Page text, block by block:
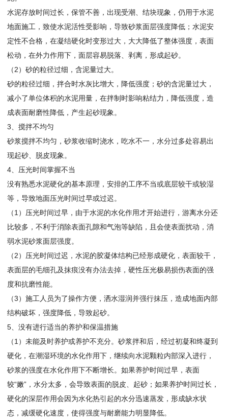
水泥存放时间过长，保管不善，出现受潮、结块现象，仍用于水泥
地面施工，致使水泥活性受影响，导致砂浆面层强度降低；水泥安
定性不合格，在凝结硬化时变形过大，大大降低了整体强度，表面
松动，在外力作用下，面层容易脱落、剥离，形成起砂。
（2）砂的粒径过细，含泥量过大。
砂的粒径过细，拌合时水灰比增大，降低强度；砂的含泥量过大，
减小了单位体积的水泥用量，在拌制时影响粘结力，降低强度，造
成表面耐磨性降低，产生起砂现象。
3、搅拌不均匀
砂浆搅拌不均匀，砂浆收缩时浇水，吃水不一，水分过多处容易出
现起砂、脱皮现象。
4、压光时间掌握不当
没有熟悉水泥硬化的基本原理，安排的工序不当或底层较干或较湿
等，导致地面压光时间过早或过迟。
（1）压光时间过早，由于水泥的水化作用才开始进行，游离水分还
比较多，不利于消除表面孔隙和气泡等缺陷，且会使表面扰动，消
弱水泥砂浆面层强度。
（2）压光时间过迟，水泥的胶凝体结构已经形成硬化，表面较干，
表面层的毛细孔及抹痕没有办法去掉，硬性压光极易损伤表面的强
度和抗磨性能。
（3）施工人员为了操作方便，洒水湿润并强行抹压，造成地面内部
结构破坏，强度降低，导致起砂。
5、没有进行适当的养护和保温措施
（1）未能及时养护或养护不充分。砂浆拌和后，经过初凝和终凝到
硬化，在潮湿环境的水化作用下，继续向水泥颗粒内部深入进行，
砂浆的强度在水化作用下不断增长。如果养护时间过早，表面
较“嫩”，水分太多，会导致表面的脱皮、起砂；如果养护时间过长，
硬化的深层作用会因为水化热引起的水分迅速蒸发，形成缺水状
态，减缓硬化速度，使得强度与耐磨能力明显降低。